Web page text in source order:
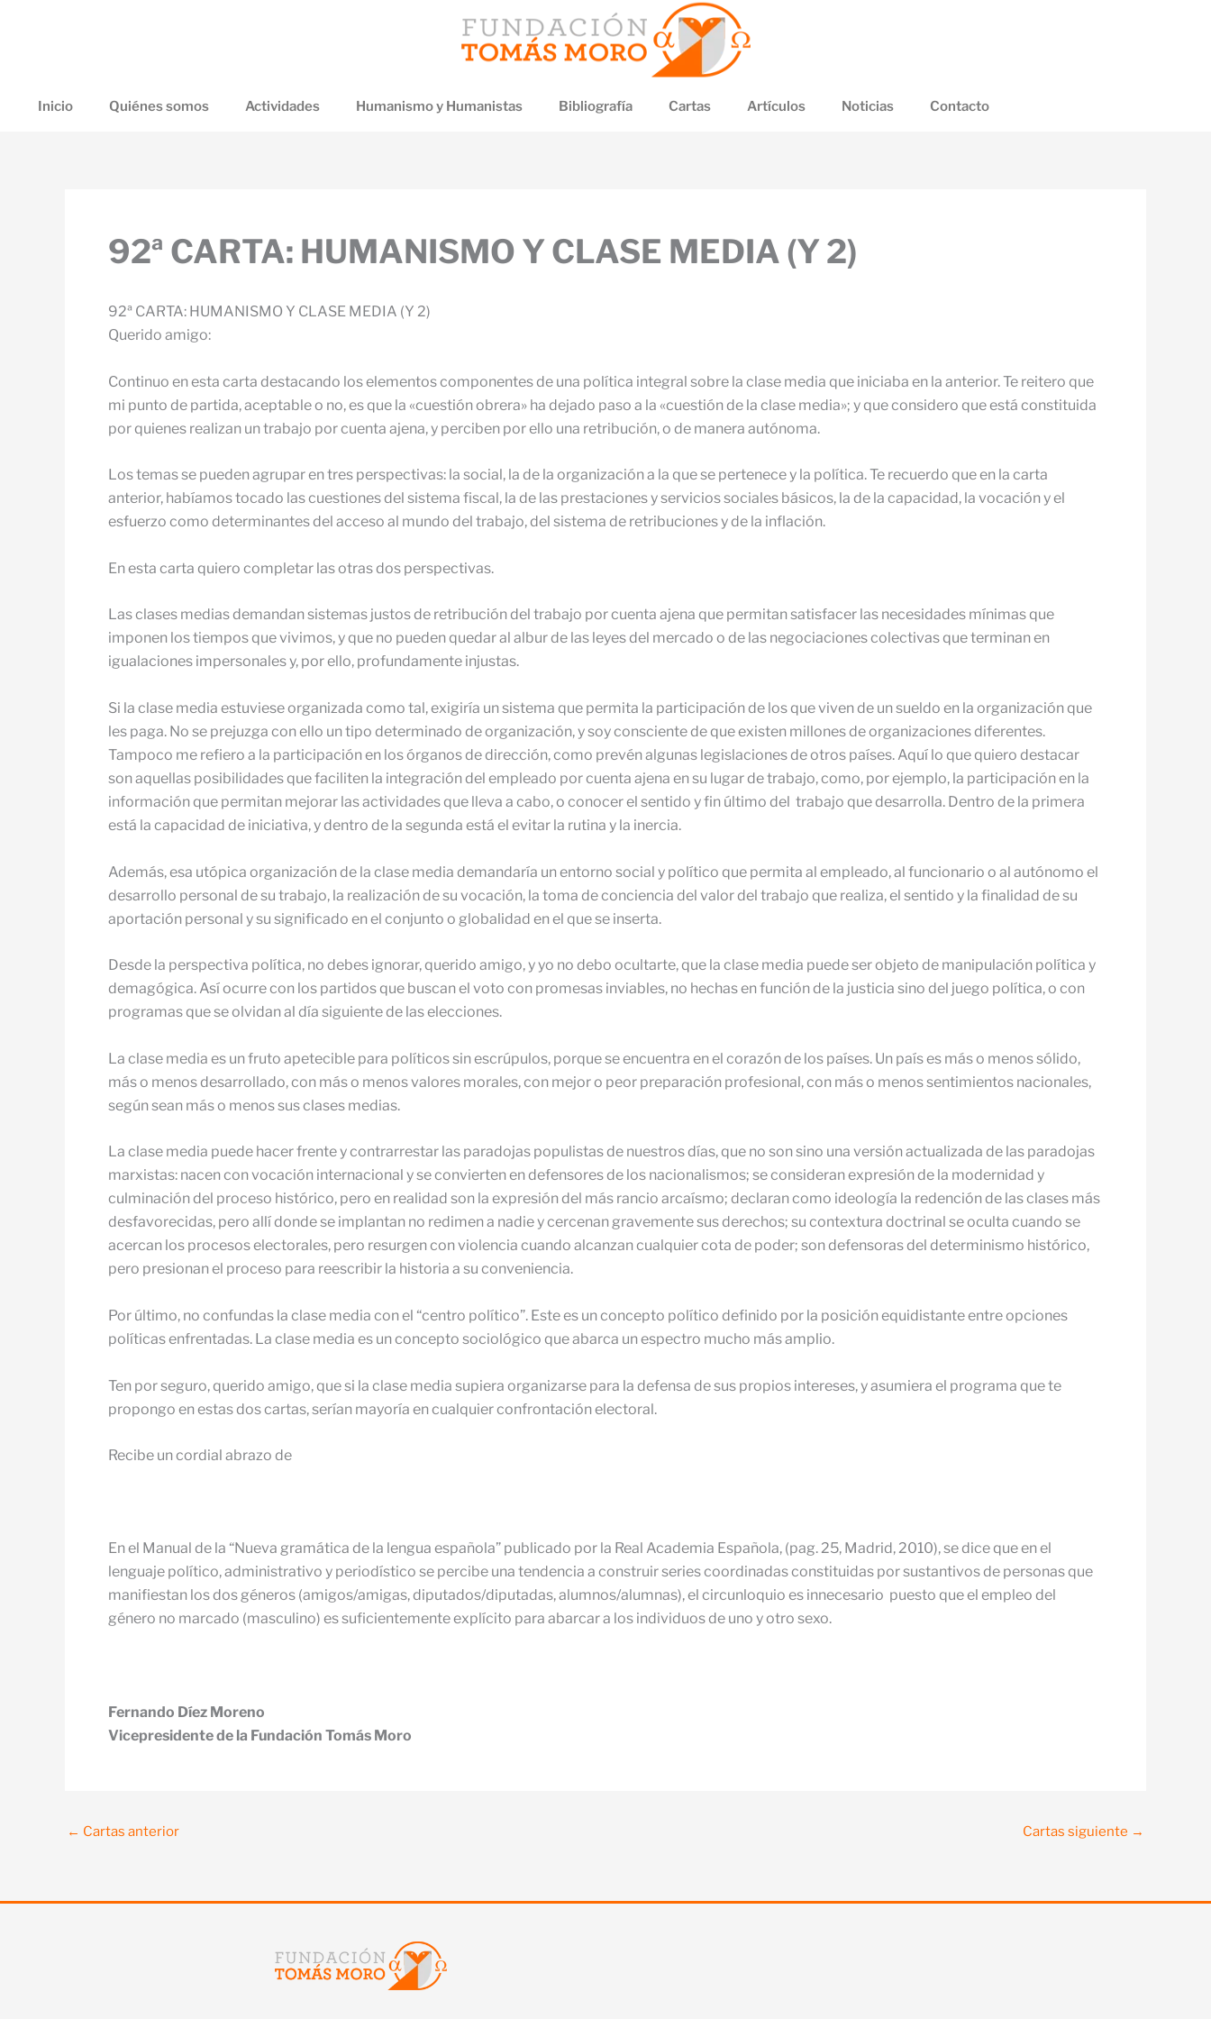
Inicio Quiénes somos Actividades Humanismo y Humanistas Bibliografía Cartas Artículos Noticias Contacto
92ª CARTA: HUMANISMO Y CLASE MEDIA (Y 2)
92ª CARTA: HUMANISMO Y CLASE MEDIA (Y 2)
Querido amigo:
Continuo en esta carta destacando los elementos componentes de una política integral sobre la clase media que iniciaba en la anterior. Te reitero que
mi punto de partida, aceptable o no, es que la «cuestión obrera» ha dejado paso a la «cuestión de la clase media»; y que considero que está constituida
por quienes realizan un trabajo por cuenta ajena, y perciben por ello una retribución, o de manera autónoma.
Los temas se pueden agrupar en tres perspectivas: la social, la de la organización a la que se pertenece y la política. Te recuerdo que en la carta
anterior, habíamos tocado las cuestiones del sistema fiscal, la de las prestaciones y servicios sociales básicos, la de la capacidad, la vocación y el
esfuerzo como determinantes del acceso al mundo del trabajo, del sistema de retribuciones y de la inflación.
En esta carta quiero completar las otras dos perspectivas.
Las clases medias demandan sistemas justos de retribución del trabajo por cuenta ajena que permitan satisfacer las necesidades mínimas que
imponen los tiempos que vivimos, y que no pueden quedar al albur de las leyes del mercado o de las negociaciones colectivas que terminan en
igualaciones impersonales y, por ello, profundamente injustas.
Si la clase media estuviese organizada como tal, exigiría un sistema que permita la participación de los que viven de un sueldo en la organización que
les paga. No se prejuzga con ello un tipo determinado de organización, y soy consciente de que existen millones de organizaciones diferentes.
Tampoco me refiero a la participación en los órganos de dirección, como prevén algunas legislaciones de otros países. Aquí lo que quiero destacar
son aquellas posibilidades que faciliten la integración del empleado por cuenta ajena en su lugar de trabajo, como, por ejemplo, la participación en la
información que permitan mejorar las actividades que lleva a cabo, o conocer el sentido y fin último del trabajo que desarrolla. Dentro de la primera
está la capacidad de iniciativa, y dentro de la segunda está el evitar la rutina y la inercia.
Además, esa utópica organización de la clase media demandaría un entorno social y político que permita al empleado, al funcionario o al autónomo el
desarrollo personal de su trabajo, la realización de su vocación, la toma de conciencia del valor del trabajo que realiza, el sentido y la finalidad de su
aportación personal y su significado en el conjunto o globalidad en el que se inserta.
Desde la perspectiva política, no debes ignorar, querido amigo, y yo no debo ocultarte, que la clase media puede ser objeto de manipulación política y
demagógica. Así ocurre con los partidos que buscan el voto con promesas inviables, no hechas en función de la justicia sino del juego política, o con
programas que se olvidan al día siguiente de las elecciones.
La clase media es un fruto apetecible para políticos sin escrúpulos, porque se encuentra en el corazón de los países. Un país es más o menos sólido,
más o menos desarrollado, con más o menos valores morales, con mejor o peor preparación profesional, con más o menos sentimientos nacionales,
según sean más o menos sus clases medias.
La clase media puede hacer frente y contrarrestar las paradojas populistas de nuestros días, que no son sino una versión actualizada de las paradojas
marxistas: nacen con vocación internacional y se convierten en defensores de los nacionalismos; se consideran expresión de la modernidad y
culminación del proceso histórico, pero en realidad son la expresión del más rancio arcaísmo; declaran como ideología la redención de las clases más
desfavorecidas, pero allí donde se implantan no redimen a nadie y cercenan gravemente sus derechos; su contextura doctrinal se oculta cuando se
acercan los procesos electorales, pero resurgen con violencia cuando alcanzan cualquier cota de poder; son defensoras del determinismo histórico,
pero presionan el proceso para reescribir la historia a su conveniencia.
Por último, no confundas la clase media con el “centro político”. Este es un concepto político definido por la posición equidistante entre opciones
políticas enfrentadas. La clase media es un concepto sociológico que abarca un espectro mucho más amplio.
Ten por seguro, querido amigo, que si la clase media supiera organizarse para la defensa de sus propios intereses, y asumiera el programa que te
propongo en estas dos cartas, serían mayoría en cualquier confrontación electoral.
Recibe un cordial abrazo de
En el Manual de la “Nueva gramática de la lengua española” publicado por la Real Academia Española, (pag. 25, Madrid, 2010), se dice que en el
lenguaje político, administrativo y periodístico se percibe una tendencia a construir series coordinadas constituidas por sustantivos de personas que
manifiestan los dos géneros (amigos/amigas, diputados/diputadas, alumnos/alumnas), el circunloquio es innecesario puesto que el empleo del
género no marcado (masculino) es suficientemente explícito para abarcar a los individuos de uno y otro sexo.
Fernando Díez Moreno
Vicepresidente de la Fundación Tomás Moro
← Cartas anterior Cartas siguiente →